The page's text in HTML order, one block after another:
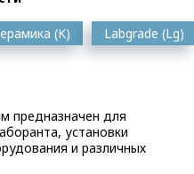
(K) Labgrade (Lg)
предназначен для
установки
и различных